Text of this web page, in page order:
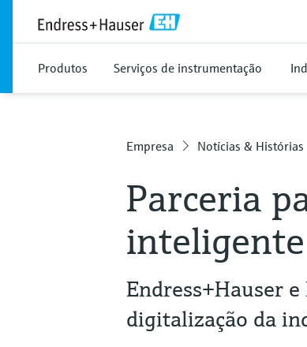
Produtos Serviços de instrumentação
Empresa Notícias & Histórias
Parceria
inteligente
Endress+Hauser
digitalização da